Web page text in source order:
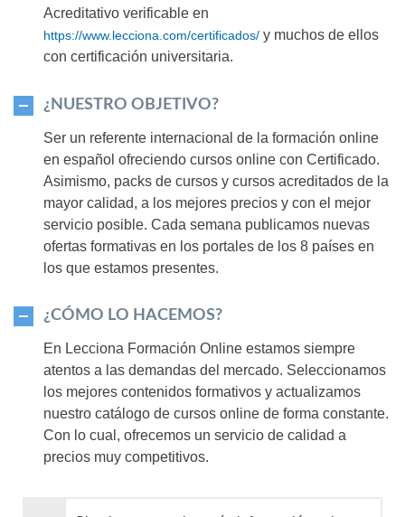
Acreditativo verificable en
https://www.lecciona.com/certificados/ y muchos de ellos
con certificación universitaria.
¿NUESTRO OBJETIVO?
Ser un referente internacional de la formación online
en español ofreciendo cursos online con Certificado.
Asimismo, packs de cursos y cursos acreditados de la
mayor calidad, a los mejores precios y con el mejor
servicio posible. Cada semana publicamos nuevas
ofertas formativas en los portales de los 8 países en
los que estamos presentes.
¿CÓMO LO HACEMOS?
En Lecciona Formación Online estamos siempre
atentos a las demandas del mercado. Seleccionamos
los mejores contenidos formativos y actualizamos
nuestro catálogo de cursos online de forma constante.
Con lo cual, ofrecemos un servicio de calidad a
precios muy competitivos.